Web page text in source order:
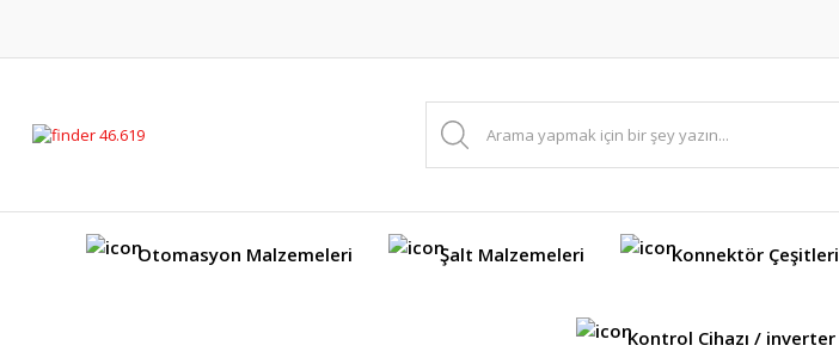
Otomasyon Malzemeleri Şalt Malzemeleri Konnektör Çeşitleri
Kontrol Cihazı / inverter